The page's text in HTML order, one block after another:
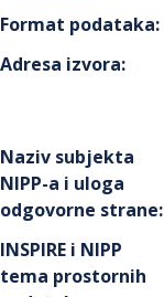
Format podataka:
Adresa izvora:
Naziv subjekta
NIPP-a i uloga
odgovorne strane:
INSPIRE i NIPP
tema prostornih